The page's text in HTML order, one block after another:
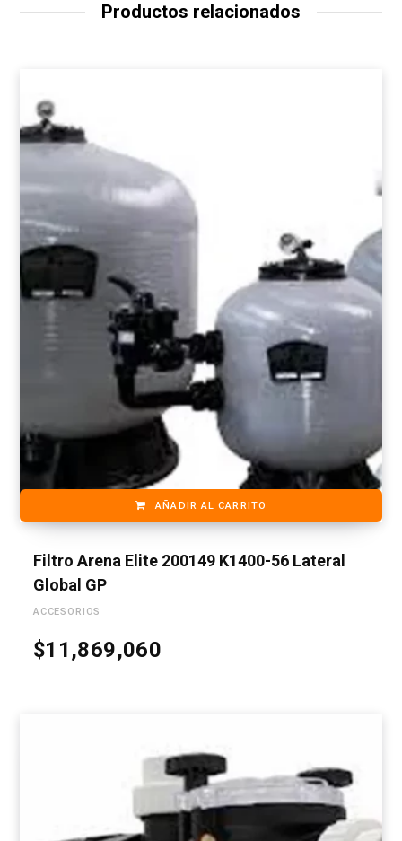
Productos relacionados
AÑADIR AL CARRITO
Filtro Arena Elite 200149 K1400-56 Lateral
Global GP
ACCESORIOS
$11,869,060